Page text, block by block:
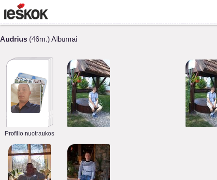
Audrius (46m.) Albumai
Profilio nuotraukos